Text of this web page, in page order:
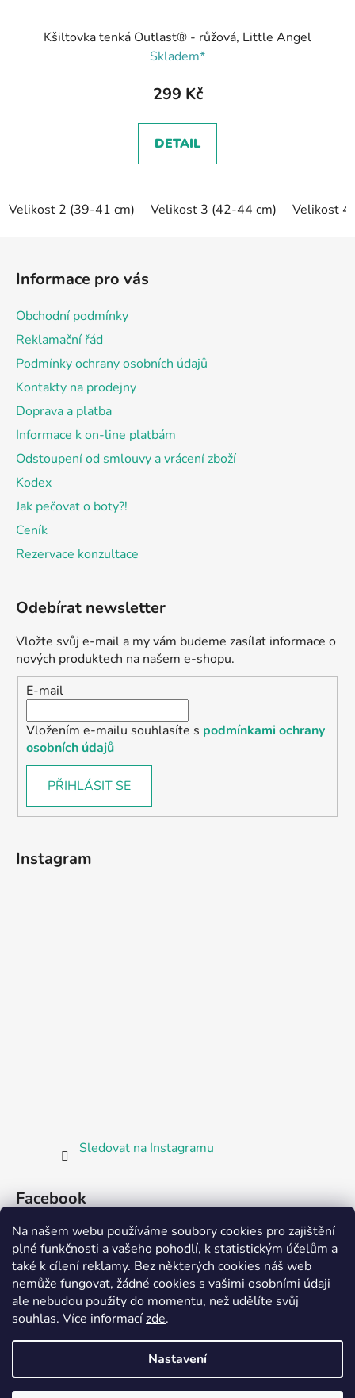
Na našem webu používáme soubory cookies pro zajištění
plné funkčnosti a vašeho pohodlí, k statistickým účelům a
také k cílení reklamy. Bez některých cookies náš web
nemůže fungovat, žádné cookies s vašimi osobními údaji
ale nebudou použity do momentu, než udělíte svůj
souhlas. Více informacízde.
Nastavení
Kšiltovka tenká Outlast® - růžová, Little Angel
Skladem*
299 Kč
DETAIL
Velikost 2 (39-41 cm) Velikost 3 (42-44 cm) Velikost 4
Informace pro vás
Obchodní podmínky
Reklamační řád
Podmínky ochrany osobních údajů
Kontakty na prodejny
Doprava a platba
Informace k on-line platbám
Odstoupení od smlouvy a vrácení zboží
Kodex
Jak pečovat o boty?!
Ceník
Rezervace konzultace
Odebírat newsletter
Vložte svůj e-mail a my vám budeme zasílat informace o
nových produktech na našem e-shopu.
E-mail
Vložením e-mailu souhlasíte s podmínkami ochrany
osobních údajů
PŘIHLÁSIT SE
Instagram
Sledovat na Instagramu
Facebook
Partnerská prodejna Barefoot Plzeň